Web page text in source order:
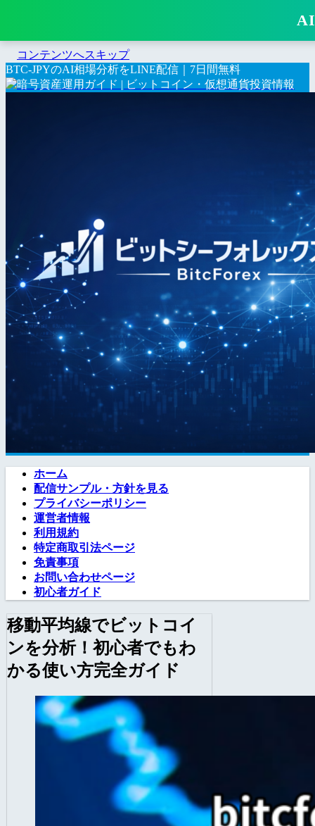
コンテンツへスキップ
BTC-JPYのAI相場分析をLINE配信｜7日間無料
ホーム
配信サンプル・方針を見る
プライバシーポリシー
運営者情報
利用規約
特定商取引法ページ
免責事項
お問い合わせページ
初心者ガイド
移動平均線でビットコイ
ンを分析！初心者でもわ
かる使い方完全ガイド